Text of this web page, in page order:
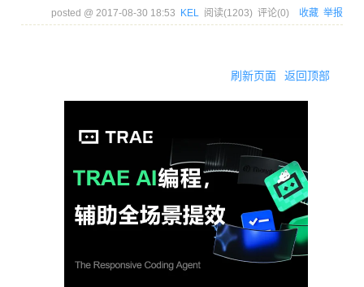
posted @ 2017-08-30 18:53 KEL 阅读(1203) 评论(0) 收藏 举报
刷新页面 返回顶部